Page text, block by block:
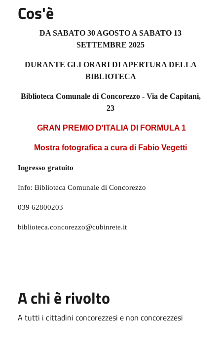
Cos'è
DA SABATO 30 AGOSTO A SABATO 13
SETTEMBRE 2025
DURANTE GLI ORARI DI APERTURA DELLA
BIBLIOTECA
Biblioteca Comunale di Concorezzo - Via de Capitani,
23
GRAN PREMIO D'ITALIA DI FORMULA 1
Mostra fotografica a cura di Fabio Vegetti
Ingresso gratuito
Info: Biblioteca Comunale di Concorezzo
039 62800203
biblioteca.concorezzo@cubinrete.it
A chi è rivolto
A tutti i cittadini concorezzesi e non concorezzesi